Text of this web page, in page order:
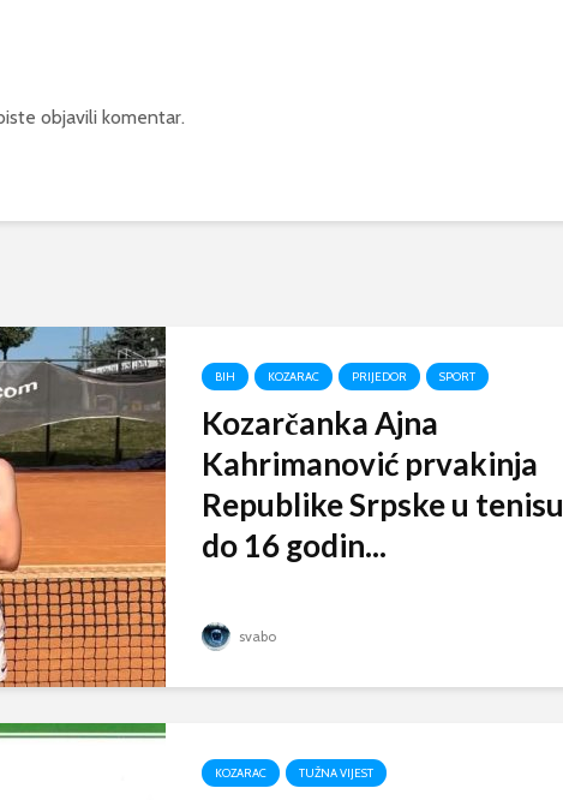
objavili komentar.
BIH KOZARAC PRIJEDOR SPORT
Kozarčanka Ajna
Kahrimanović prvakinja
Republike Srpske u tenisu
do 16 godin...
svabo
KOZARAC TUŽNA VIJEST